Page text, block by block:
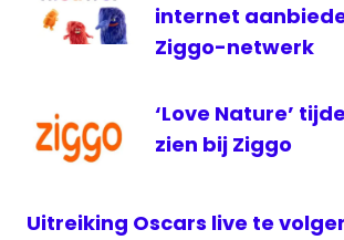
internet
Ziggo-netwerk
‘Love Nature’
zien bij Ziggo
Uitreiking Oscars live te